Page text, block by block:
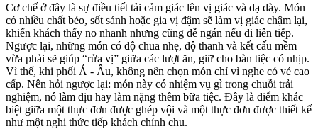
Cơ chế ở đây là sự điều tiết tải cảm giác lên vị giác và dạ dày. Món
có nhiều chất béo, sốt sánh hoặc gia vị đậm sẽ làm vị giác chậm lại,
khiến khách thấy no nhanh nhưng cũng dễ ngán nếu đi liên tiếp.
Ngược lại, những món có độ chua nhẹ, độ thanh và kết cấu mềm
vừa phải sẽ giúp “rửa vị” giữa các lượt ăn, giữ cho bàn tiệc có nhịp.
Vì thế, khi phối Á - Âu, không nên chọn món chỉ vì nghe có vẻ cao
cấp. Nên hỏi ngược lại: món này có nhiệm vụ gì trong chuỗi trải
nghiệm, nó làm dịu hay làm nặng thêm bữa tiệc. Đây là điểm khác
biệt giữa một thực đơn được ghép vội và một thực đơn được thiết kế
như một nghi thức tiếp khách chỉnh chu.